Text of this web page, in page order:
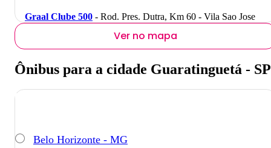
Graal Clube 500 - Rod. Pres. Dutra, Km 60 - Vila Sao Jose
Ver no mapa
Ônibus para a cidade Guaratinguetá - SP
Belo Horizonte - MG